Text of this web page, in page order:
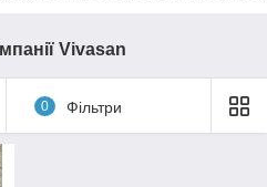
Vivasan
0 Фільтри